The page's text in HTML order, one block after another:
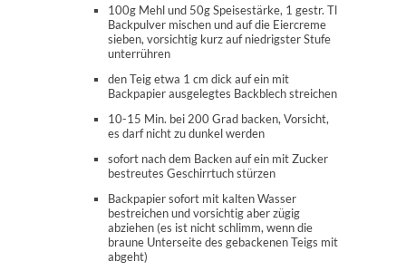
100g Mehl und 50g Speisestärke, 1 gestr. Tl
Backpulver mischen und auf die Eiercreme
sieben, vorsichtig kurz auf niedrigster Stufe
unterrühren
den Teig etwa 1 cm dick auf ein mit
Backpapier ausgelegtes Backblech streichen
10-15 Min. bei 200 Grad backen, Vorsicht,
es darf nicht zu dunkel werden
sofort nach dem Backen auf ein mit Zucker
bestreutes Geschirrtuch stürzen
Backpapier sofort mit kalten Wasser
bestreichen und vorsichtig aber zügig
abziehen (es ist nicht schlimm, wenn die
braune Unterseite des gebackenen Teigs mit
abgeht)